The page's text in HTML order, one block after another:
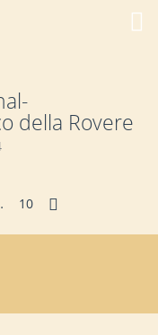
della Rovere
10